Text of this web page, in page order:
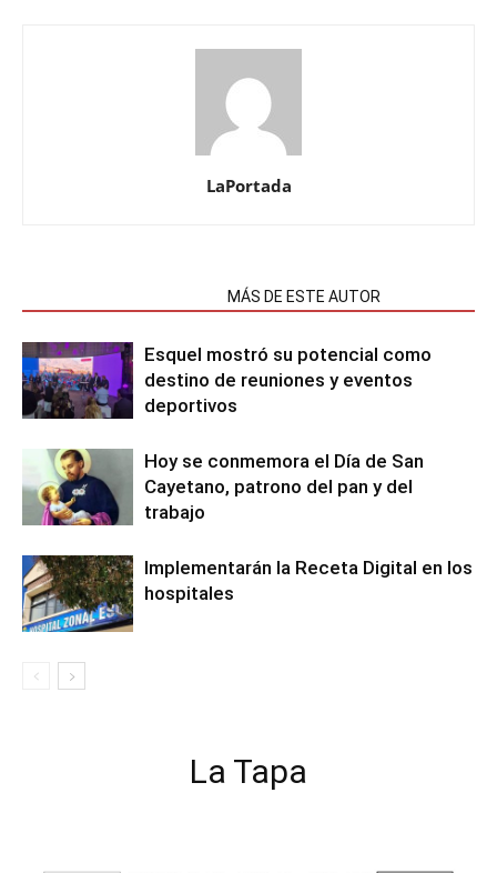
LaPortada
MÁS DE ESTE AUTOR
Esquel mostró su potencial como
destino de reuniones y eventos
deportivos
Hoy se conmemora el Día de San
Cayetano, patrono del pan y del
trabajo
Implementarán la Receta Digital en los
hospitales
La Tapa